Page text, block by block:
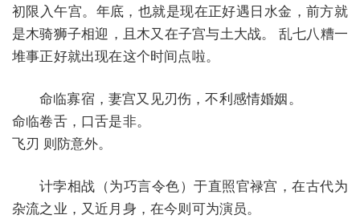
初限入午宫。年底，也就是现在正好遇日水金，前方就
是木骑狮子相迎，且木又在子宫与土大战。 乱七八糟一
堆事正好就出现在这个时间点啦。
命临寡宿，妻宫又见刃伤，不利感情婚姻。
命临卷舌，口舌是非。
飞刃 则防意外。
计孛相战（为巧言令色）于直照官禄宫，在古代为
杂流之业，又近月身，在今则可为演员。